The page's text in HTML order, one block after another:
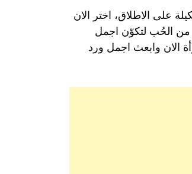
على الاطلاق، اختر الان
من الحُب لتكوّن اجمل
الان وابعث اجمل ورد